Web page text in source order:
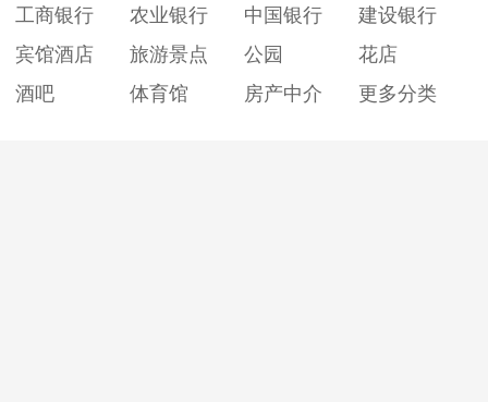
工商银行
农业银行 中国银行
建设银行
宾馆酒店
旅游景点 公园
花店
酒吧
体育馆 房产中介 更多分类